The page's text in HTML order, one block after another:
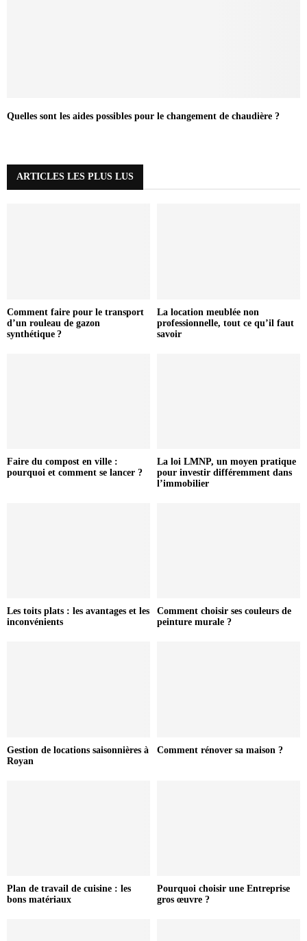
Quelles sont les aides possibles pour le changement de chaudière ?
ARTICLES LES PLUS LUS
Comment faire pour le transport
d’un rouleau de gazon
synthétique ?
La location meublée non
professionnelle, tout ce qu’il faut
savoir
Faire du compost en ville :
pourquoi et comment se lancer ?
La loi LMNP, un moyen pratique
pour investir différemment dans
l’immobilier
Les toits plats : les avantages et les
inconvénients
Comment choisir ses couleurs de
peinture murale ?
Gestion de locations saisonnières à
Royan
Comment rénover sa maison ?
Plan de travail de cuisine : les
bons matériaux
Pourquoi choisir une Entreprise
gros œuvre ?